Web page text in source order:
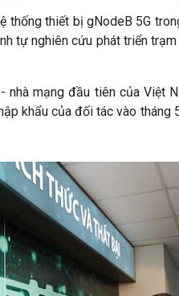
thiết bị gNodeB 5G
tự nghiên cứu phát triển
nhà mạng đầu tiên của Việt
khẩu của đối tác vào